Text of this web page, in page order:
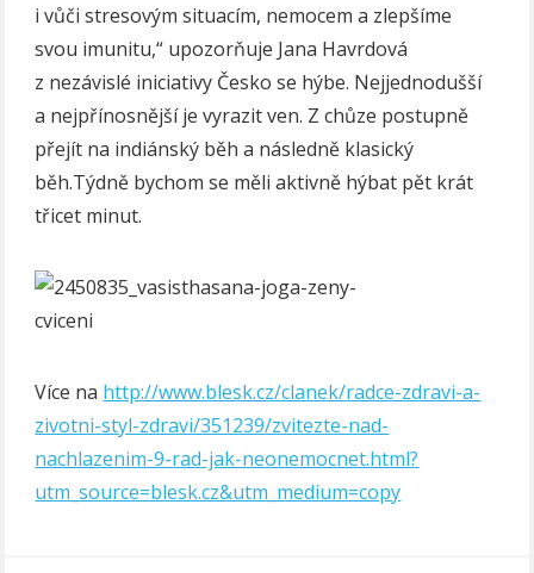
i vůči stresovým situacím, nemocem a zlepšíme
svou imunitu,“ upozorňuje Jana Havrdová
z nezávislé iniciativy Česko se hýbe. Nejjednodušší
a nejpřínosnější je vyrazit ven. Z chůze postupně
přejít na indiánský běh a následně klasický
běh.Týdně bychom se měli aktivně hýbat pět krát
třicet minut.
Více na http://www.blesk.cz/clanek/radce-zdravi-a-
zivotni-styl-zdravi/351239/zvitezte-nad-
nachlazenim-9-rad-jak-neonemocnet.html?
utm_source=blesk.cz&utm_medium=copy